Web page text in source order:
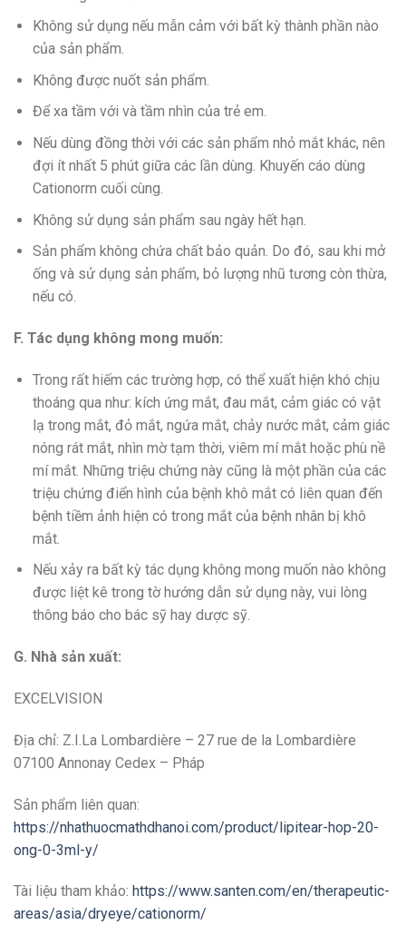
Không sử dụng nếu mẫn cảm với bất kỳ thành phần nào
của sản phẩm.
Không được nuốt sản phẩm.
Để xa tầm với và tầm nhìn của trẻ em.
Nếu dùng đồng thời với các sản phẩm nhỏ mắt khác, nên
đợi ít nhất 5 phút giữa các lần dùng. Khuyến cáo dùng
Cationorm cuối cùng.
Không sử dụng sản phẩm sau ngày hết hạn.
Sản phẩm không chứa chất bảo quản. Do đó, sau khi mở
ống và sử dụng sản phẩm, bỏ lượng nhũ tương còn thừa,
nếu có.
F. Tác dụng không mong muốn:
Trong rất hiếm các trường hợp, có thể xuất hiện khó chịu
thoáng qua như: kích ứng mắt, đau mắt, cảm giác có vật
lạ trong mắt, đỏ mắt, ngứa mắt, chảy nước mắt, cảm giác
nóng rát mắt, nhìn mờ tạm thời, viêm mí mắt hoặc phù nề
mí mắt. Những triệu chứng này cũng là một phần của các
triệu chứng điển hình của bệnh khô mắt có liên quan đến
bệnh tiềm ảnh hiện có trong mắt của bệnh nhân bị khô
mắt.
Nếu xảy ra bất kỳ tác dụng không mong muốn nào không
được liệt kê trong tờ hướng dẫn sử dụng này, vui lòng
thông báo cho bác sỹ hay dược sỹ.
G. Nhà sản xuất:
EXCELVISION
Địa chỉ: Z.I.La Lombardière – 27 rue de la Lombardière
07100 Annonay Cedex – Pháp
Sản phẩm liên quan:
https://nhathuocmathdhanoi.com/product/lipitear-hop-20-
ong-0-3ml-y/
Tài liệu tham khảo: https://www.santen.com/en/therapeutic-
areas/asia/dryeye/cationorm/